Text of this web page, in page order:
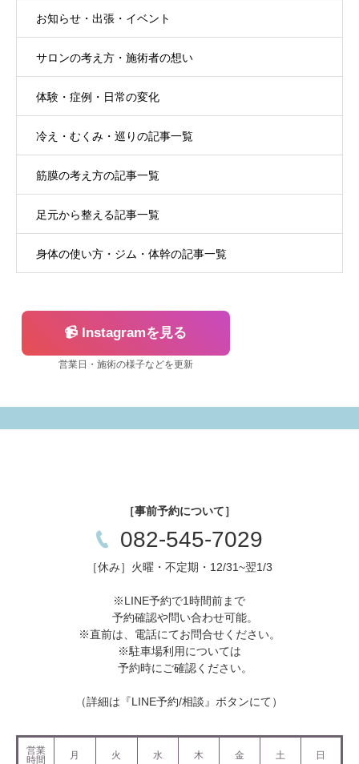
お知らせ・出張・イベント
サロンの考え方・施術者の想い
体験・症例・日常の変化
冷え・むくみ・巡りの記事一覧
筋膜の考え方の記事一覧
足元から整える記事一覧
身体の使い方・ジム・体幹の記事一覧
📹 Instagramを見る
営業日・施術の様子などを更新
［事前予約について］
082-545-7029
［休み］火曜・不定期・12/31~翌1/3
※LINE予約で1時間前まで
予約確認や問い合わせ可能。
※直前は、電話にてお問合せください。
※駐車場利用については
予約時にご確認ください。
（詳細は『LINE予約/相談』ボタンにて）
営業
時間
月 火 水 木 金 土 日